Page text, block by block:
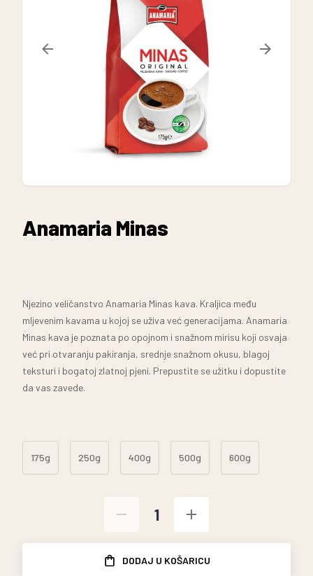
Anamaria Minas
Njezino veličanstvo Anamaria Minas kava. Kraljica među
mljevenim kavama u kojoj se uživa već generacijama. Anamaria
Minas kava je poznata po opojnom i snažnom mirisu koji osvaja
već pri otvaranju pakiranja, srednje snažnom okusu, blagoj
teksturi i bogatoj zlatnoj pjeni. Prepustite se užitku i dopustite
da vas zavede.
175g 250g 400g 500g 600g
DODAJ U KOŠARICU